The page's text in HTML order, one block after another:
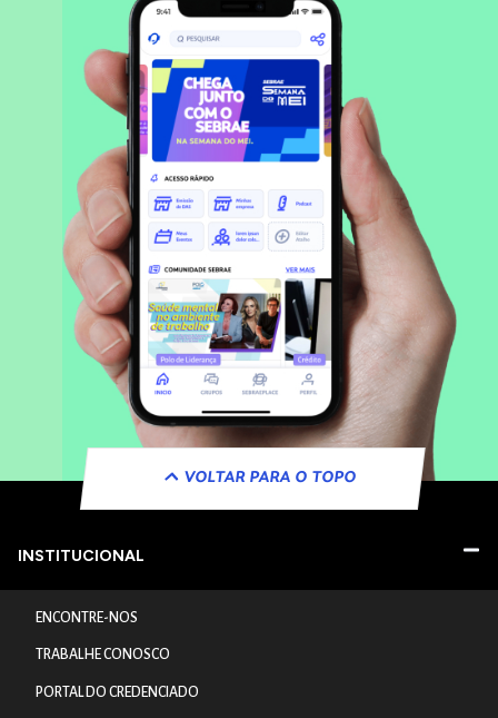
VOLTAR PARA O TOPO
INSTITUCIONAL
ENCONTRE-NOS
TRABALHE CONOSCO
PORTAL DO CREDENCIADO